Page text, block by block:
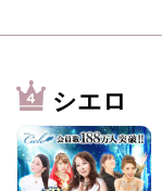
シエロ